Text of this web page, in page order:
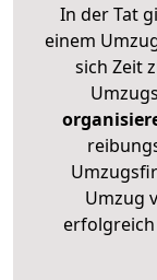
In der Tat
einem
sich Zeit
Umzugs
Umzug